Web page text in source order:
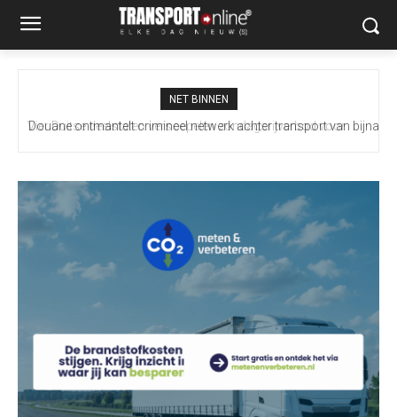
NET BINNEN
Douane ontmantelt crimineel netwerk achter transport van bijna